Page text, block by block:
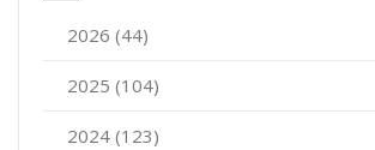
2026 (44)
2025 (104)
2024 (123)